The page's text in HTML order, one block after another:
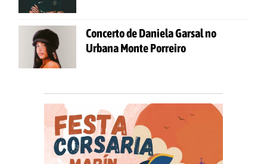
Concerto de Daniela Garsal no
Urbana Monte Porreiro